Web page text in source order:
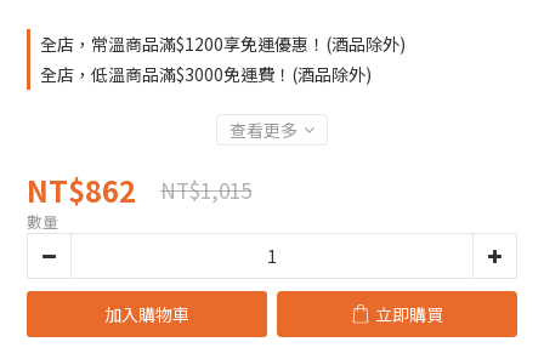
全店，常溫商品滿$1200享免運優惠！(酒品除外)
全店，低溫商品滿$3000免運費！(酒品除外)
查看更多
NT$862 NT$1,015
數量
加入購物車 立即購買